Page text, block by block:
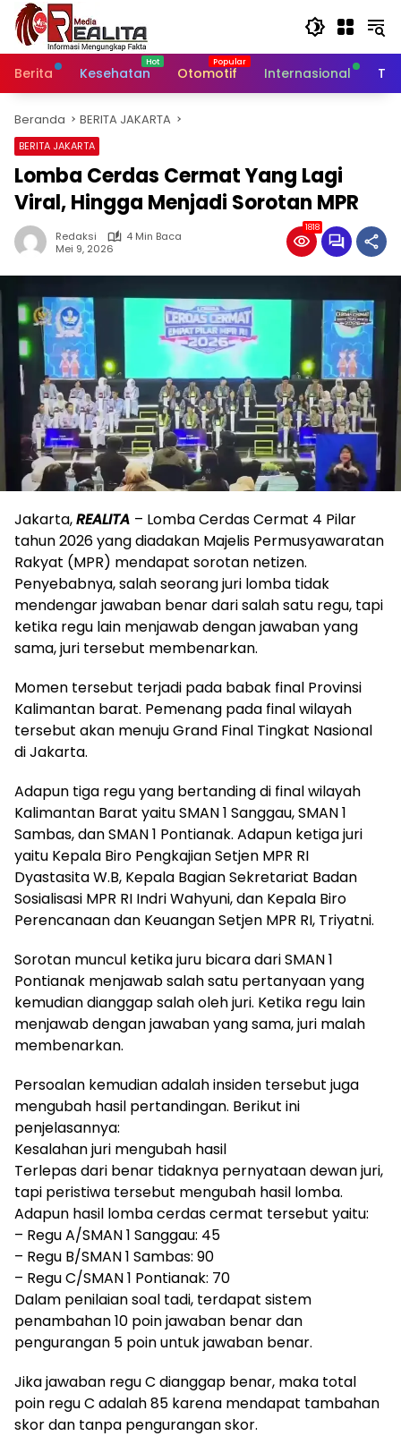
Langsung
konten
Berita
Kesehatan Otomotif Internasional
Beranda BERITA JAKARTA
BERITA JAKARTA
Lomba Cerdas Cermat Yang Lagi
Viral, Hingga Menjadi Sorotan MPR
Redaksi
4 Min Baca
Mei 9, 2026
1818
Jakarta,REALITA – Lomba Cerdas Cermat 4 Pilar
tahun 2026 yang diadakan Majelis Permusyawaratan
Rakyat (MPR) mendapat sorotan netizen.
Penyebabnya, salah seorang juri lomba tidak
mendengar jawaban benar dari salah satu regu, tapi
ketika regu lain menjawab dengan jawaban yang
sama, juri tersebut membenarkan.
Momen tersebut terjadi pada babak final Provinsi
Kalimantan barat. Pemenang pada final wilayah
tersebut akan menuju Grand Final Tingkat Nasional
di Jakarta.
Adapun tiga regu yang bertanding di final wilayah
Kalimantan Barat yaitu SMAN 1 Sanggau, SMAN 1
Sambas, dan SMAN 1 Pontianak. Adapun ketiga juri
yaitu Kepala Biro Pengkajian Setjen MPR RI
Dyastasita W.B, Kepala Bagian Sekretariat Badan
Sosialisasi MPR RI Indri Wahyuni, dan Kepala Biro
Perencanaan dan Keuangan Setjen MPR RI, Triyatni.
Sorotan muncul ketika juru bicara dari SMAN 1
Pontianak menjawab salah satu pertanyaan yang
kemudian dianggap salah oleh juri. Ketika regu lain
menjawab dengan jawaban yang sama, juri malah
membenarkan.
Persoalan kemudian adalah insiden tersebut juga
mengubah hasil pertandingan. Berikut ini
penjelasannya:
Kesalahan juri mengubah hasil
Terlepas dari benar tidaknya pernyataan dewan juri,
tapi peristiwa tersebut mengubah hasil lomba.
Adapun hasil lomba cerdas cermat tersebut yaitu:
– Regu A/SMAN 1 Sanggau: 45
– Regu B/SMAN 1 Sambas: 90
– Regu C/SMAN 1 Pontianak: 70
Dalam penilaian soal tadi, terdapat sistem
penambahan 10 poin jawaban benar dan
pengurangan 5 poin untuk jawaban benar.
Jika jawaban regu C dianggap benar, maka total
poin regu C adalah 85 karena mendapat tambahan
skor dan tanpa pengurangan skor.